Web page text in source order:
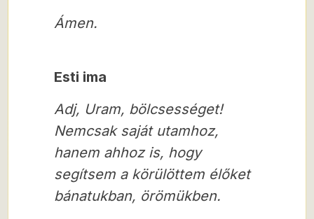
Ámen.
Esti ima
Adj, Uram, bölcsességet!
Nemcsak saját utamhoz,
hanem ahhoz is, hogy
segítsem a körülöttem élőket
bánatukban, örömükben.